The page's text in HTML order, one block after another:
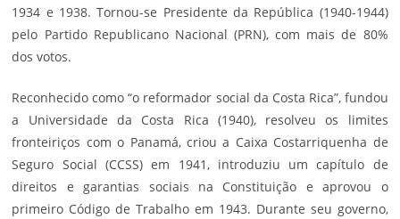
1934 e 1938. Tornou-se Presidente da República (1940-1944)
pelo Partido Republicano Nacional (PRN), com mais de 80%
dos votos.
Reconhecido como “o reformador social da Costa Rica”, fundou
a Universidade da Costa Rica (1940), resolveu os limites
fronteiriços com o Panamá, criou a Caixa Costarriquenha de
Seguro Social (CCSS) em 1941, introduziu um capítulo de
direitos e garantias sociais na Constituição e aprovou o
primeiro Código de Trabalho em 1943. Durante seu governo,